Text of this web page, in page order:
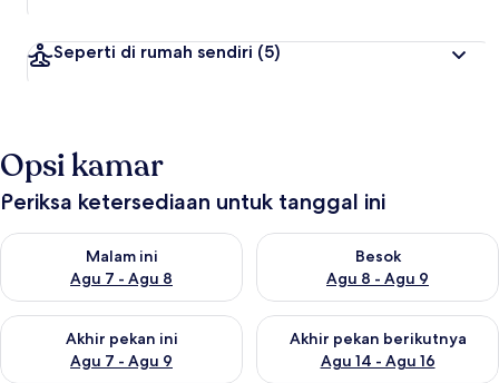
Seperti di rumah sendiri (5)
Opsi kamar
Periksa ketersediaan untuk tanggal ini
Malam ini
Agu 7 - Agu 8
Periksa ketersediaan untuk malam ini Agu 7 - Agu 8
Besok
Agu 8 - Agu 9
Periksa ketersediaan untuk
Akhir pekan ini
Agu 7 - Agu 9
Periksa ketersediaan untuk akhir pekan ini Agu 7 - Agu 9
Akhir pekan berikutnya
Agu 14 - Agu 16
Periksa ketersediaan untuk